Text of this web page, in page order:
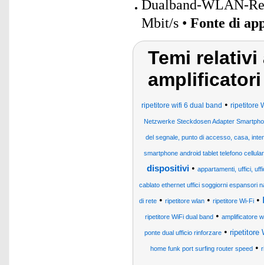
Dualband-WLAN-
Mbit/s • Fonte di
Temi
amplificatori
ripetitore wifi 6 dual band • ripetitore
Netzwerke Steckdosen Adapter
del segnale, punto di accesso, casa,
smartphone android tablet telefono
dispositivi• appartamenti, uffici,
cablato ethernet uffici soggiorni espansori
di rete • ripetitore wlan • ripetitore Wi-Fi •
ripetitore WiFi dual band • amplificatore
ponte dual ufficio rinforzare • ripetitore
home funk port surfing router speed •